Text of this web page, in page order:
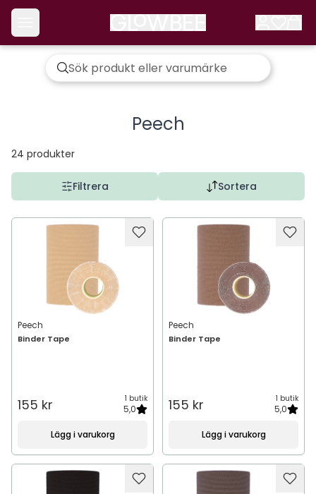
Peech
24 produkter
Filtrera Sortera
Peech
Binder Tape
155 kr 1 butik
5,0
Lägg i varukorg
Peech
Binder Tape
155 kr 1 butik
5,0
Lägg i varukorg